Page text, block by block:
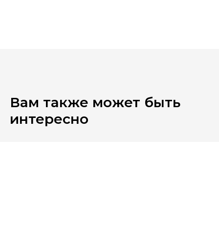
Вам также может быть
интересно